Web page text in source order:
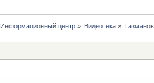
Информационный центр» Видеотека »